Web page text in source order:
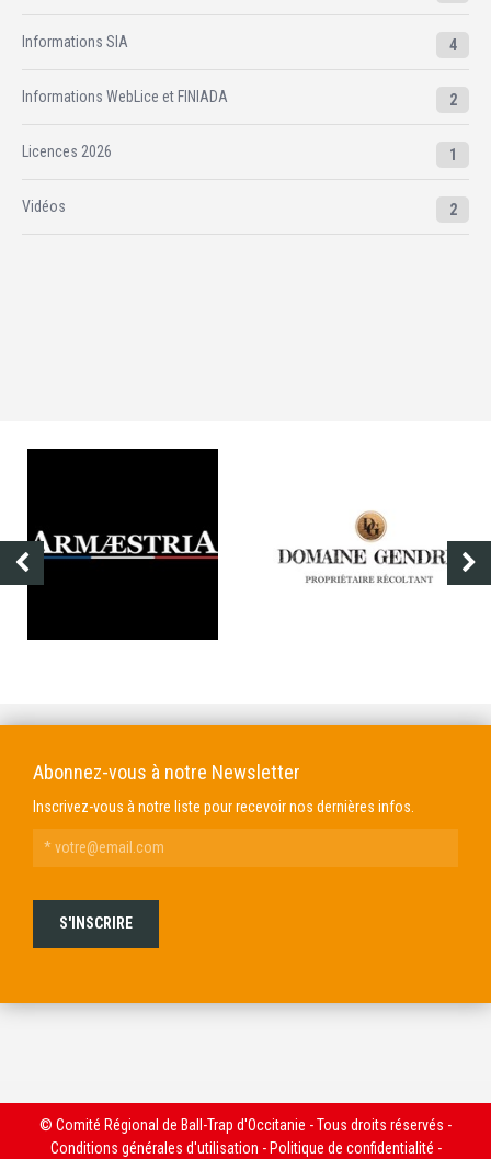
Informations SIA 4
Informations WebLice et FINIADA 2
Licences 2026 1
Vidéos 2
Abonnez-vous à notre Newsletter
Inscrivez-vous à notre liste pour recevoir nos dernières infos.
© Comité Régional de Ball-Trap d'Occitanie - Tous droits réservés -
Conditions générales d'utilisation - Politique de confidentialité -